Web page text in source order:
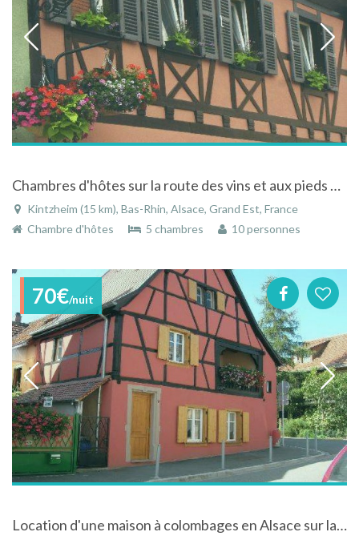
Chambres d'hôtes sur la route des vins et aux pieds du Haut Koenigsbourg
Kintzheim (15 km), Bas-Rhin, Alsace, Grand Est, France
Chambre d'hôtes
5 chambres 10 personnes
70€/nuit
Location d'une maison à colombages en Alsace sur la route des vins au coeur du vignoble